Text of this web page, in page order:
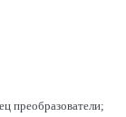
преобразователи;